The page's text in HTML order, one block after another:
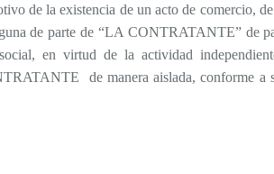
de la existencia de un acto de
de parte de “LA CONTRATANTE” de
en virtud de la actividad
de manera aislada, conforme a